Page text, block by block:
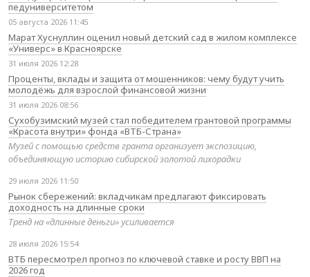
педуниверситетом
05 августа 2026 11:45
Марат Хуснуллин оценил новый детский сад в жилом комплексе
«Универс» в Красноярске
31 июля 2026 12:28
Проценты, вклады и защита от мошенников: чему будут учить
молодёжь для взрослой финансовой жизни
31 июля 2026 08:56
Сухобузимский музей стал победителем грантовой программы
«Красота внутри» фонда «ВТБ-Страна»
Музей с помощью средств гранта организует экспозицию,
объединяющую историю сибирской золотой лихорадки
29 июля 2026 11:50
Рынок сбережений: вкладчикам предлагают фиксировать
доходность на длинные сроки
Тренд на «длинные деньги» усиливается
28 июля 2026 15:54
ВТБ пересмотрел прогноз по ключевой ставке и росту ВВП на
2026 год